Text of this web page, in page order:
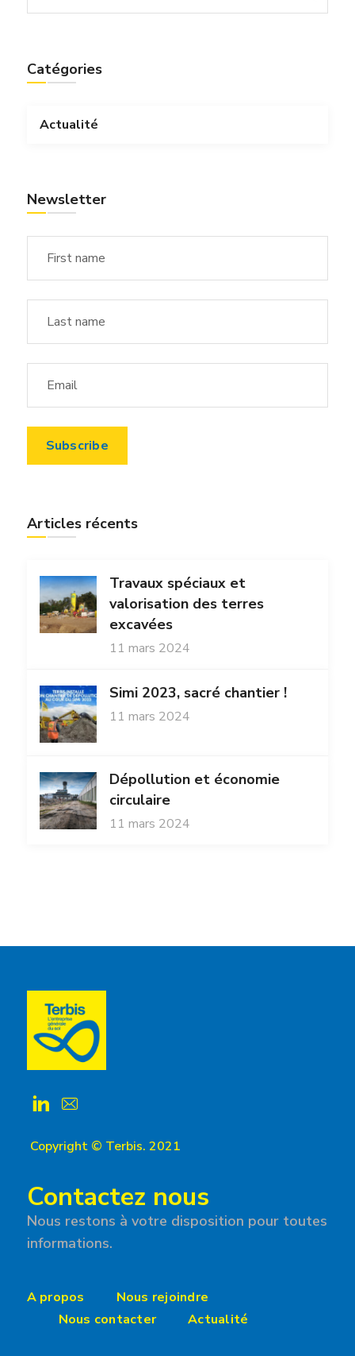
Catégories
Actualité
Newsletter
Articles récents
Travaux spéciaux et
valorisation des terres
excavées
11 mars 2024
Simi 2023, sacré chantier !
11 mars 2024
Dépollution et économie
circulaire
11 mars 2024
Copyright © Terbis. 2021
Contactez nous
Nous restons à votre disposition pour toutes
informations.
A propos
Nous rejoindre
Nous contacter
Actualité